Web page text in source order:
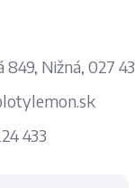
Nižná, 027 43
433